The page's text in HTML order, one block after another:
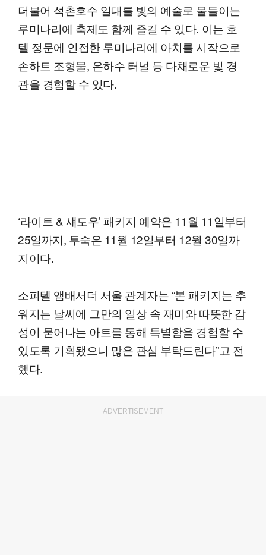
더불어 석촌호수 일대를 빛의 예술로 물들이는
루미나리에 축제도 함께 즐길 수 있다. 이는 호
텔 정문에 인접한 루미나리에 아치를 시작으로
손하트 조형물, 은하수 터널 등 다채로운 빛 경
관을 경험할 수 있다.
‘라이트 & 섀도우’ 패키지 예약은 11월 11일부터
25일까지, 투숙은 11월 12일부터 12월 30일까
지이다.
소피텔 앰배서더 서울 관계자는 “본 패키지는 추
워지는 날씨에 그만의 일상 속 재미와 따뜻한 감
성이 묻어나는 아트를 통해 특별함을 경험할 수
있도록 기획됐으니 많은 관심 부탁드린다”고 전
했다.
ADVERTISEMENT